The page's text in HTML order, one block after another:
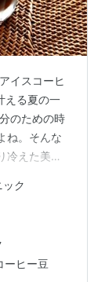
イスコーヒ
える夏の一
のための時
ね。そんな
冷えた美味
ですが、
分好みの
です。 こ
楽しむた
てくれる
ク
ーヒー豆